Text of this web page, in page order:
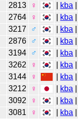
2813 ♀ kba
2764 ♀ kba
3217 ♂ kba
2876 ♂ kba
3194 ♂ kba
3262 ♀ kba
3144 ♀ kba
3212 ♀ kba
3092 ♀ kba
3081 ♀ kba